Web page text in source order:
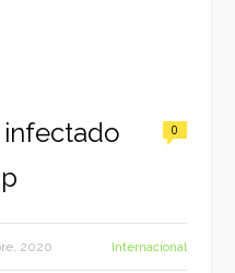
infectado
0
2020 Internacional